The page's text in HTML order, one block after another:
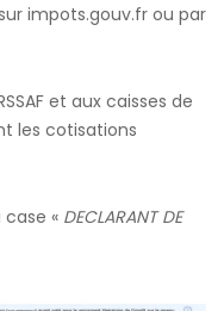
impots.gouv.fr ou par
et aux caisses de
les cotisations
« DECLARANT DE